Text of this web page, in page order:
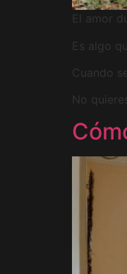
El amor
Es algo
Cuando
No